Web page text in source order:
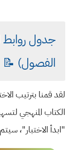
جدول روابط
الفصول) 📝
لقد قمنا بترتيب
الكتاب المنهجي
"ابدأ الاختبار"،